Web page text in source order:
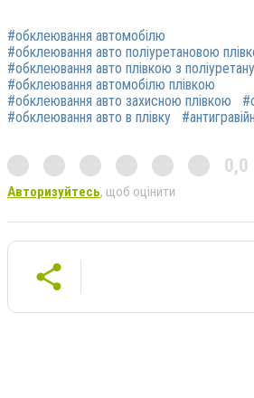
#обклеювання автомобілю
#обклеювання авто поліуретановою
#обклеювання авто плівкою з поліуретану
#обклеювання автомобілю плівкою
#обклеювання авто захисною плівкою
#обклеювання авто в плівку
0,0
Авторизуйтесь, щоб оцінити